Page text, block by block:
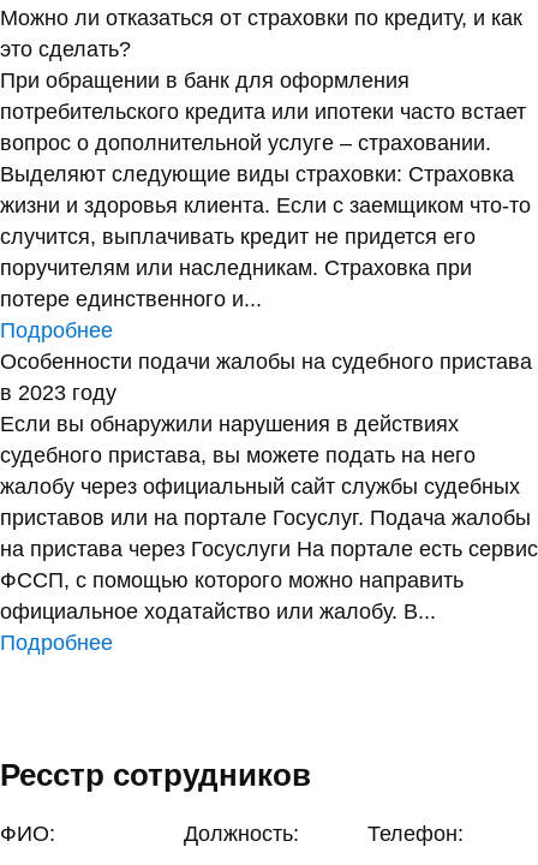
Можно ли отказаться от страховки по кредиту, и как
это сделать?
При обращении в банк для оформления
потребительского кредита или ипотеки часто встает
вопрос о дополнительной услуге – страховании.
Выделяют следующие виды страховки: Страховка
жизни и здоровья клиента. Если с заемщиком что-то
случится, выплачивать кредит не придется его
поручителям или наследникам. Страховка при
потере единственного и...
Подробнее
Особенности подачи жалобы на судебного пристава
в 2023 году
Если вы обнаружили нарушения в действиях
судебного пристава, вы можете подать на него
жалобу через официальный сайт службы судебных
приставов или на портале Госуслуг. Подача жалобы
на пристава через Госуслуги На портале есть сервис
ФССП, с помощью которого можно направить
официальное ходатайство или жалобу. В...
Подробнее
Ресстр сотрудников
ФИО: Должность: Телефон: